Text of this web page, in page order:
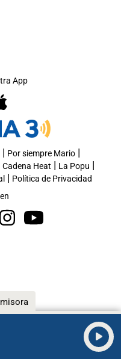
App
| Por siempre Mario|
Cadena Heat | La Popu |
| Política de Privacidad